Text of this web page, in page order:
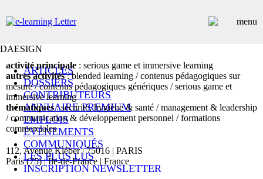
ARTICLES
DOSSIERS
CONTRIBUTEURS
ANNUAIRE PREMIUM
EMPLOIS
ÉVÉNEMENTS
COMMUNIQUÉS
LES PLUS LUS
INSCRIPTION NEWSLETTER
DAESIGN
activité principale : serious game et immersive learning
autres activités: blended learning / contenus pédagogiques sur
mesure / contenus pédagogiques génériques / serious game et
immersive learning
thématiques: sécurité, hygiène & santé / management & leadership
/ communication & développement personnel / formations
commerciales
112, Avenue Kléber | 75016 | PARIS
Paris (75) | Île-de-France | France